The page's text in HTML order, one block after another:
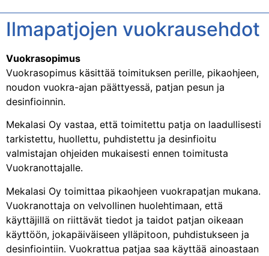
Ilmapatjojen vuokrausehdot
Vuokrasopimus
Vuokrasopimus käsittää toimituksen perille, pikaohjeen,
noudon vuokra-ajan päättyessä, patjan pesun ja
desinfioinnin.
Mekalasi Oy vastaa, että toimitettu patja on laadullisesti
tarkistettu, huollettu, puhdistettu ja desinfioitu
valmistajan ohjeiden mukaisesti ennen toimitusta
Vuokranottajalle.
Mekalasi Oy toimittaa pikaohjeen vuokrapatjan mukana.
Vuokranottaja on velvollinen huolehtimaan, että
käyttäjillä on riittävät tiedot ja taidot patjan oikeaan
käyttöön, jokapäiväiseen ylläpitoon, puhdistukseen ja
desinfiointiin. Vuokrattua patjaa saa käyttää ainoastaan